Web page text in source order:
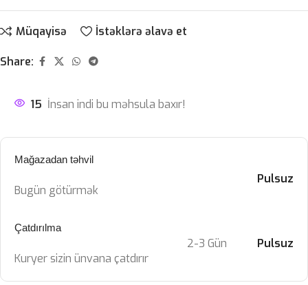
Müqayisə İstəklərə əlavə et
Share:
15 İnsan indi bu məhsula baxır!
Mağazadan təhvil
Bugün götürmək
Pulsuz
Çatdırılma
Kuryer sizin ünvana çatdırır
2-3 Gün Pulsuz